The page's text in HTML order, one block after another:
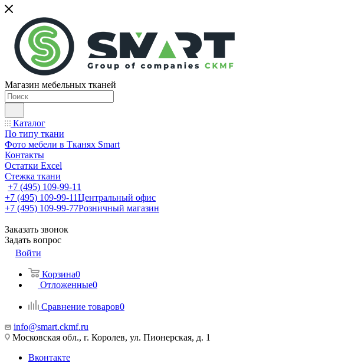
Магазин мебельных тканей
Каталог
По типу ткани
Фото мебели в Тканях Smart
Контакты
Остатки Excel
Стежка ткани
+7 (495) 109-99-11
+7 (495) 109-99-11Центральный офис
+7 (495) 109-99-77Розничный магазин
Заказать звонок
Задать вопрос
Войти
Корзина0
Отложенные0
Сравнение товаров0
info@smart.ckmf.ru
Московская обл., г. Королев, ул. Пионерская, д. 1
Вконтакте